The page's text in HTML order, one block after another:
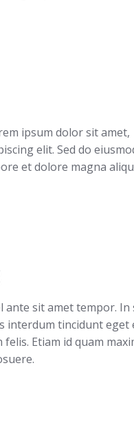
ipsum dolor sit amet,
elit. Sed do
et dolore magna
ante sit amet tempor. In
interdum tincidunt eget
felis. Etiam id quam